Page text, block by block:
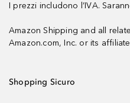
I prezzi includono l’IVA.
Amazon Shipping and all
Amazon.com, Inc. or its
Shopping Sicuro